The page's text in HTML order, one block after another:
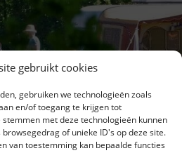
gebruikt cookies
gebruiken we technologieën zoals
en/of toegang te krijgen tot
met deze technologieën kunnen
of unieke ID's op deze site.
van toestemming kan bepaalde functies